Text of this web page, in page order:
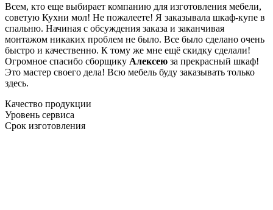
Всем, кто еще выбирает компанию для изготовления мебели,
советую Кухни мол! Не пожалеете! Я заказывала шкаф-купе в
спальню. Начиная с обсуждения заказа и заканчивая
монтажом никаких проблем не было. Все было сделано очень
быстро и качественно. К тому же мне ещё скидку сделали!
Огромное спасибо сборщику Алексею за прекрасный шкаф!
Это мастер своего дела! Всю мебель буду заказывать только
здесь.
Качество продукции
Уровень сервиса
Срок изготовления